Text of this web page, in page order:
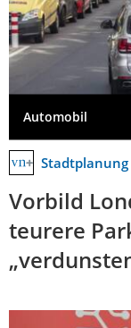
Automobil
Stadtplanung
Vorbild
teurere